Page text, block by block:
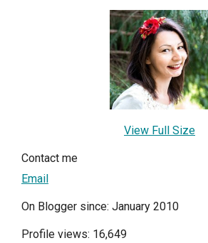
View Full Size
Contact me
Email
On Blogger since: January 2010
Profile views: 16,649